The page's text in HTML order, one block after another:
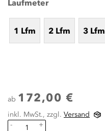
Laufmeter
1 Lfm 2 Lfm 3 Lfm
ab 172,00 €
inkl. MwSt., zzgl. Versand
-
+